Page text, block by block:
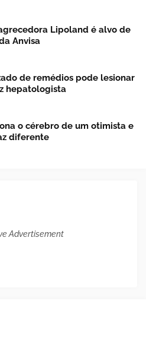
Lipoland é alvo de
Anvisa
de remédios pode lesionar
hepatologista
o cérebro de um otimista e
diferente
Advertisement